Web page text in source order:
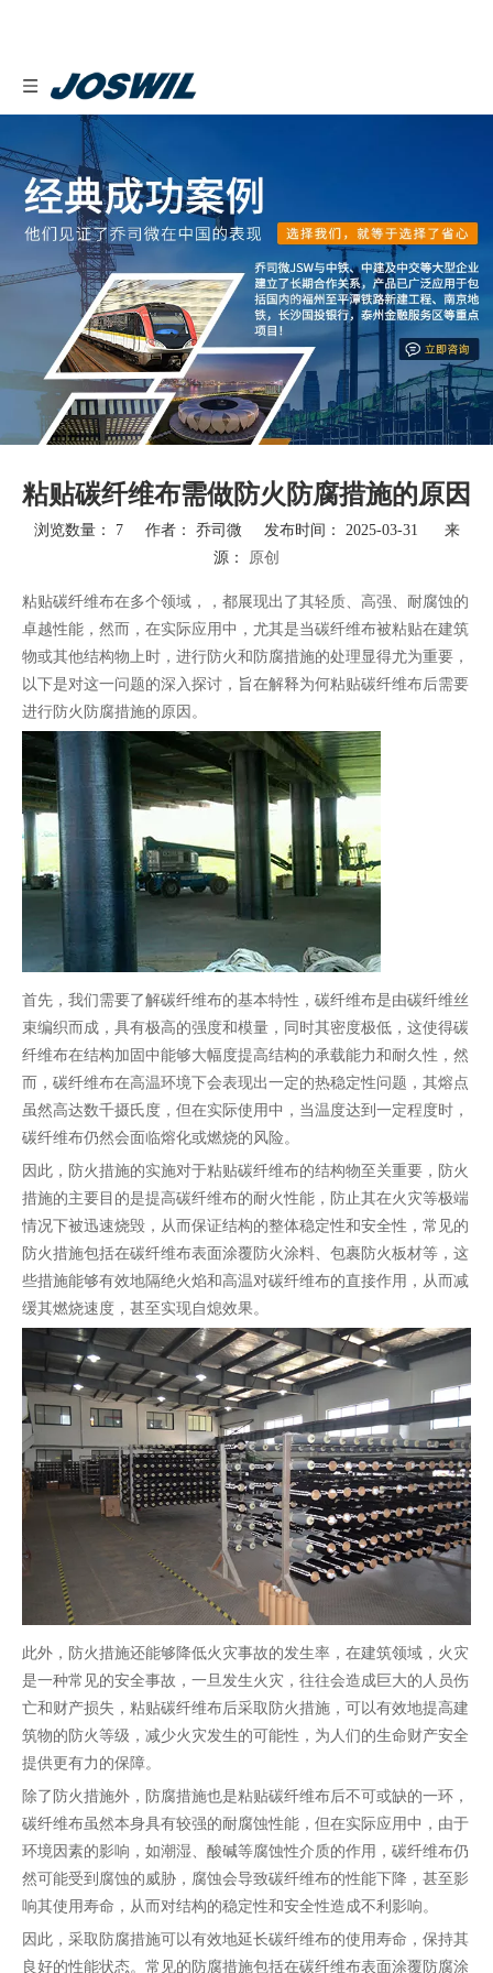
粘贴碳纤维布需做防火防腐措施的原因
浏览数量： 7作者： 乔司微 发布时间： 2025-03-31 来
源： 原创
["wechat","weibo","qzone","douban","email"]
粘贴碳纤维布在多个领域，，都展现出了其轻质、高强、耐腐蚀的
卓越性能，然而，在实际应用中，尤其是当碳纤维布被粘贴在建筑
物或其他结构物上时，进行防火和防腐措施的处理显得尤为重要，
以下是对这一问题的深入探讨，旨在解释为何粘贴碳纤维布后需要
进行防火防腐措施的原因。
首先，我们需要了解碳纤维布的基本特性，碳纤维布是由碳纤维丝
束编织而成，具有极高的强度和模量，同时其密度极低，这使得碳
纤维布在结构加固中能够大幅度提高结构的承载能力和耐久性，然
而，碳纤维布在高温环境下会表现出一定的热稳定性问题，其熔点
虽然高达数千摄氏度，但在实际使用中，当温度达到一定程度时，
碳纤维布仍然会面临熔化或燃烧的风险。
因此，防火措施的实施对于粘贴碳纤维布的结构物至关重要，防火
措施的主要目的是提高碳纤维布的耐火性能，防止其在火灾等极端
情况下被迅速烧毁，从而保证结构的整体稳定性和安全性，常见的
防火措施包括在碳纤维布表面涂覆防火涂料、包裹防火板材等，这
些措施能够有效地隔绝火焰和高温对碳纤维布的直接作用，从而减
缓其燃烧速度，甚至实现自熄效果。
此外，防火措施还能够降低火灾事故的发生率，在建筑领域，火灾
是一种常见的安全事故，一旦发生火灾，往往会造成巨大的人员伤
亡和财产损失，粘贴碳纤维布后采取防火措施，可以有效地提高建
筑物的防火等级，减少火灾发生的可能性，为人们的生命财产安全
提供更有力的保障。
除了防火措施外，防腐措施也是粘贴碳纤维布后不可或缺的一环，
碳纤维布虽然本身具有较强的耐腐蚀性能，但在实际应用中，由于
环境因素的影响，如潮湿、酸碱等腐蚀性介质的作用，碳纤维布仍
然可能受到腐蚀的威胁，腐蚀会导致碳纤维布的性能下降，甚至影
响其使用寿命，从而对结构的稳定性和安全性造成不利影响。
因此，采取防腐措施可以有效地延长碳纤维布的使用寿命，保持其
良好的性能状态。常见的防腐措施包括在碳纤维布表面涂覆防腐涂